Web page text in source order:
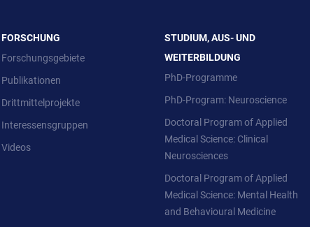
FORSCHUNG
Forschungsgebiete
Publikationen
Drittmittelprojekte
Interessensgruppen
Videos
STUDIUM, AUS- UND
WEITERBILDUNG
PhD-Programme
PhD-Program: Neuroscience
Doctoral Program of Applied
Medical Science: Clinical
Neurosciences
Doctoral Program of Applied
Medical Science: Mental Health
and Behavioural Medicine